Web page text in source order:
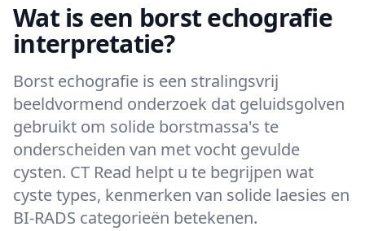
Wat is een borst echografie
interpretatie?
Borst echografie is een stralingsvrij
beeldvormend onderzoek dat geluidsgolven
gebruikt om solide borstmassa's te
onderscheiden van met vocht gevulde
cysten. CT Read helpt u te begrijpen wat
cyste types, kenmerken van solide laesies en
BI-RADS categorieën betekenen.